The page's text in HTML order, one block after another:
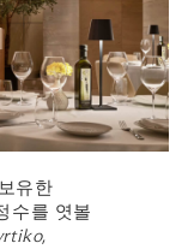
유한
수를 엿볼
,